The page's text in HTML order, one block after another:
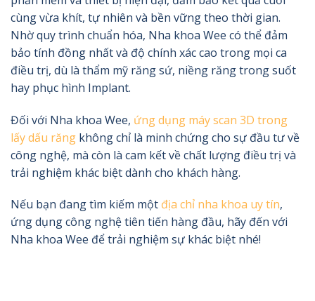
cùng vừa khít, tự nhiên và bền vững theo thời gian.
Nhờ quy trình chuẩn hóa, Nha khoa Wee có thể đảm
bảo tính đồng nhất và độ chính xác cao trong mọi ca
điều trị, dù là thẩm mỹ răng sứ, niềng răng trong suốt
hay phục hình Implant.
Đối với Nha khoa Wee, ứng dụng máy scan 3D trong
lấy dấu răng không chỉ là minh chứng cho sự đầu tư về
công nghệ, mà còn là cam kết về chất lượng điều trị và
trải nghiệm khác biệt dành cho khách hàng.
Nếu bạn đang tìm kiếm một địa chỉ nha khoa uy tín,
ứng dụng công nghệ tiên tiến hàng đầu, hãy đến với
Nha khoa Wee để trải nghiệm sự khác biệt nhé!